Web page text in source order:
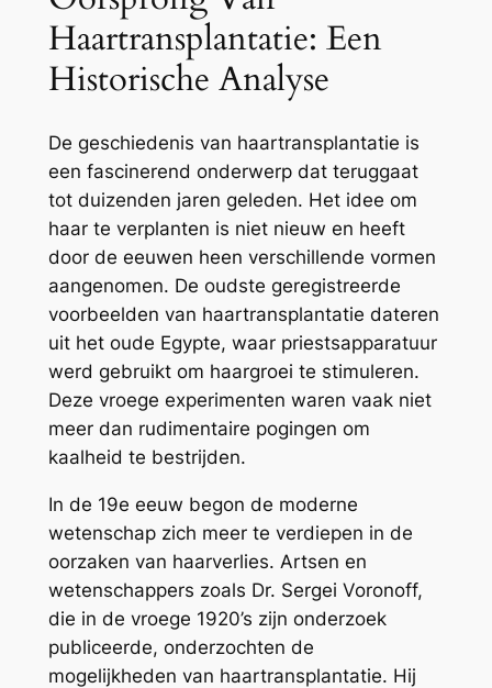
Haartransplantatie: Een
Historische Analyse
De geschiedenis van haartransplantatie is
een fascinerend onderwerp dat teruggaat
tot duizenden jaren geleden. Het idee om
haar te verplanten is niet nieuw en heeft
door de eeuwen heen verschillende vormen
aangenomen. De oudste geregistreerde
voorbeelden van haartransplantatie dateren
uit het oude Egypte, waar priestsapparatuur
werd gebruikt om haargroei te stimuleren.
Deze vroege experimenten waren vaak niet
meer dan rudimentaire pogingen om
kaalheid te bestrijden.
In de 19e eeuw begon de moderne
wetenschap zich meer te verdiepen in de
oorzaken van haarverlies. Artsen en
wetenschappers zoals Dr. Sergei Voronoff,
die in de vroege 1920’s zijn onderzoek
publiceerde, onderzochten de
mogelijkheden van haartransplantatie. Hij